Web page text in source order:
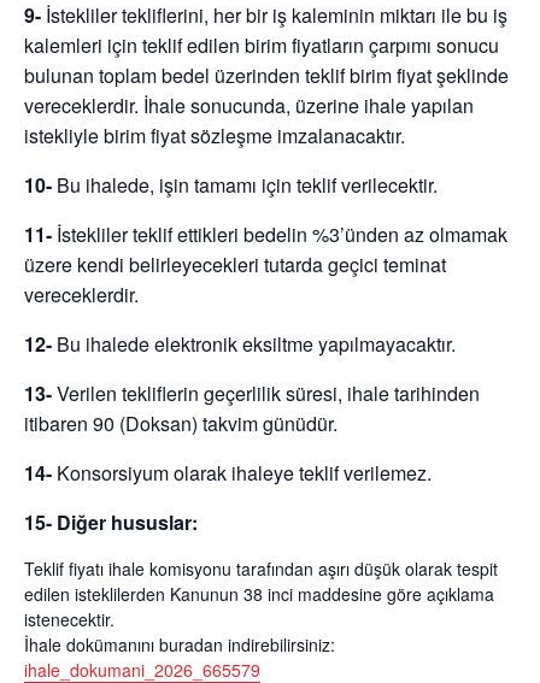
9- İstekliler tekliflerini, her bir iş kaleminin miktarı ile bu iş
kalemleri için teklif edilen birim fiyatların çarpımı sonucu
bulunan toplam bedel üzerinden teklif birim fiyat şeklinde
vereceklerdir. İhale sonucunda, üzerine ihale yapılan
istekliyle birim fiyat sözleşme imzalanacaktır.
10- Bu ihalede, işin tamamı için teklif verilecektir.
11- İstekliler teklif ettikleri bedelin %3’ünden az olmamak
üzere kendi belirleyecekleri tutarda geçici teminat
vereceklerdir.
12- Bu ihalede elektronik eksiltme yapılmayacaktır.
13-Verilen tekliflerin geçerlilik süresi, ihale tarihinden
itibaren 90 (Doksan) takvim günüdür.
14- Konsorsiyum olarak ihaleye teklif verilemez.
15- Diğer hususlar:
Teklif fiyatı ihale komisyonu tarafından aşırı düşük olarak tespit
edilen isteklilerden Kanunun 38 inci maddesine göre açıklama
istenecektir.
İhale dokümanını buradan indirebilirsiniz:
ihale_dokumani_2026_665579